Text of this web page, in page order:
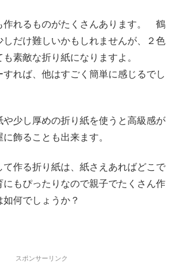
作れるものがたくさんあります。 鶴
しだけ難しいかもしれませんが、２色
素敵な折り紙になりますよ。
れば、他はすごく簡単に感じるでし
や少し厚めの折り紙を使うと高級感が
飾ることも出来ます。
て作る折り紙は、紙さえあればどこで
にもぴったりなので親子でたくさん作
何でしょうか？
スポンサーリンク